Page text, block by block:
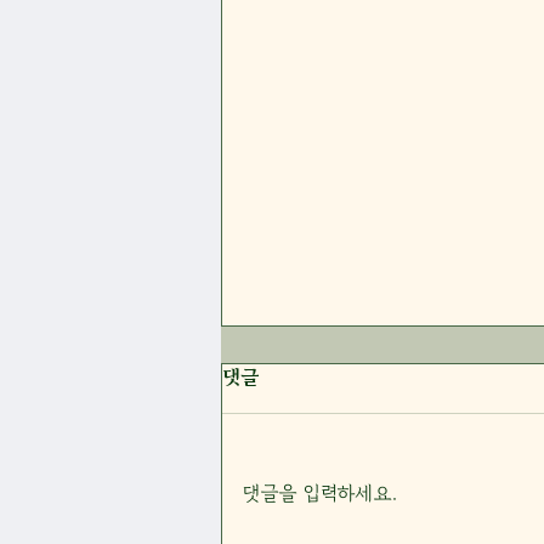
26년 7월 26일 주일 말씀 요약
지
댓글
댓글을 입력하세요.